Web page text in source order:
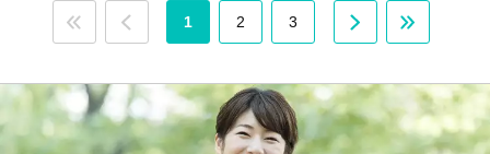
1 2 3